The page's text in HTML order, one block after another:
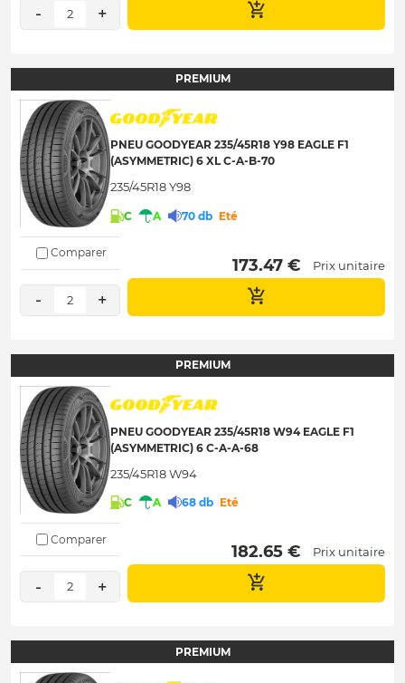
- 2 +
PREMIUM
PNEU GOODYEAR 235/45R18 Y98 EAGLE F1
(ASYMMETRIC) 6 XL C-A-B-70
235/45R18 Y98
C A 70 db Eté
Comparer
- 2 +
173.47 € Prix unitaire
PREMIUM
PNEU GOODYEAR 235/45R18 W94 EAGLE F1
(ASYMMETRIC) 6 C-A-A-68
235/45R18 W94
C A 68 db Eté
Comparer
- 2 +
182.65 € Prix unitaire
PREMIUM